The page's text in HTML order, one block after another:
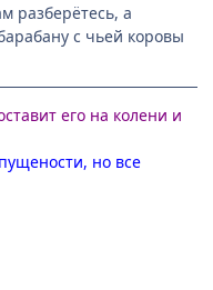
разберётесь, а
с чьей коровы
его на колени и
но все